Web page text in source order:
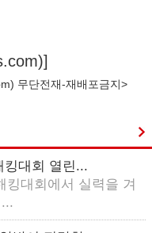
)]
) 무단전재-재배포금지>
킹대회 열린...
킹대회에서 실력을 겨